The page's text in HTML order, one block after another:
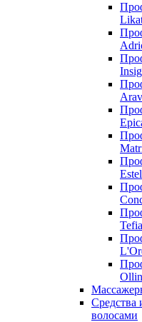
Estel
Tefia
Ollin
Средства
волосами